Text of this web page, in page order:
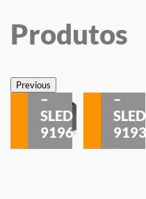
Produtos
PreviousSobrepor
–
SLED
9196
–
SLED
9193